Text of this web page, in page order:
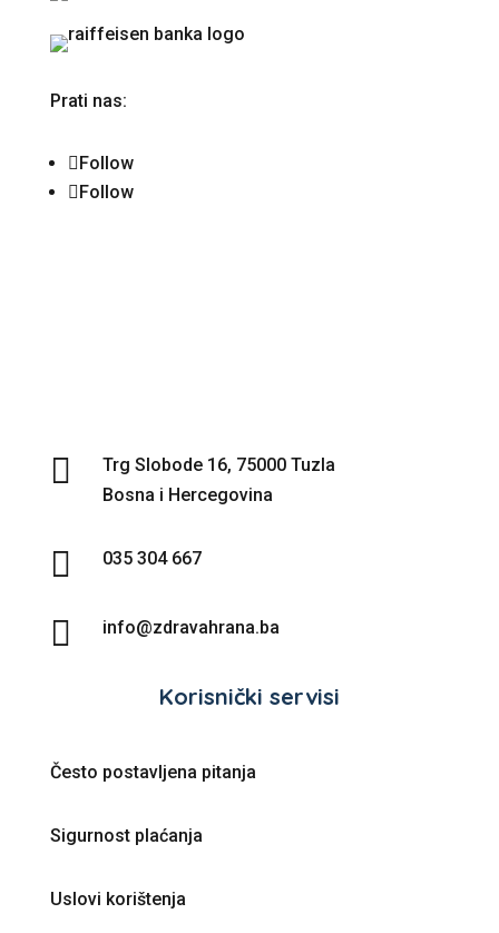
Prati nas:
Follow
Follow

Trg Slobode 16, 75000 Tuzla
Bosna i Hercegovina
 035 304 667
 info@zdravahrana.ba
Korisnički servisi
Često postavljena pitanja
Sigurnost plaćanja
Uslovi korištenja